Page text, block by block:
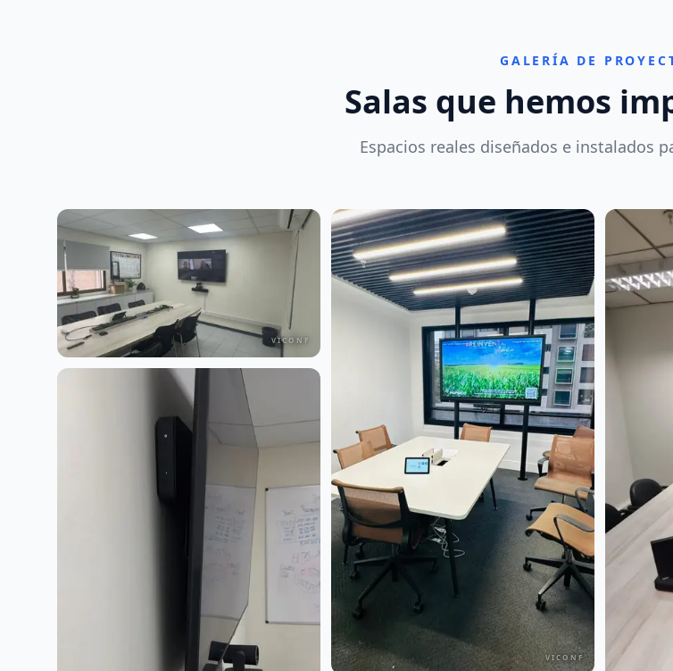
GALERÍA DE
Salas que hemos
Espacios reales diseñados e instalados
VICONF
VICONF